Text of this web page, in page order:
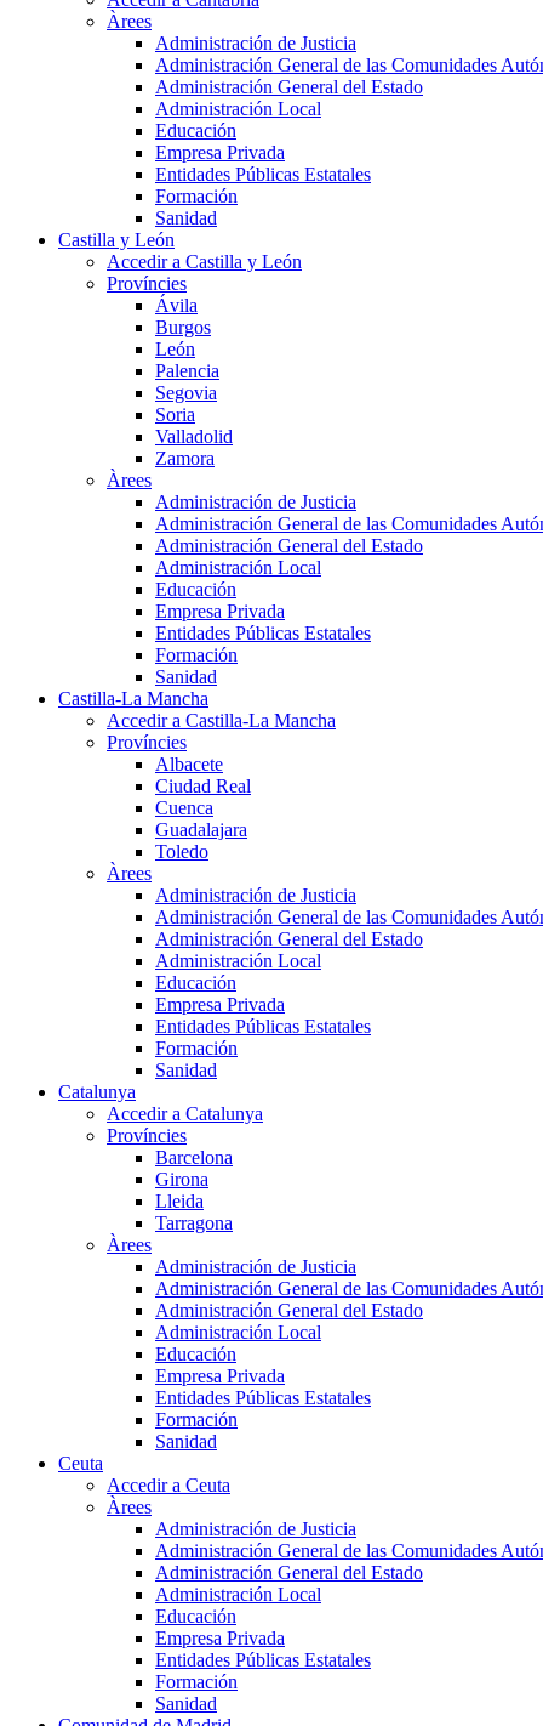
Àrees
Administración de Justicia
Administración General de las Comunidades
Administración General del Estado
Administración Local
Educación
Empresa Privada
Entidades Públicas Estatales
Formación
Sanidad
Castilla y León
Accedir a Castilla y León
Províncies
Ávila
Burgos
León
Palencia
Segovia
Soria
Valladolid
Zamora
Àrees
Administración de Justicia
Administración General de las Comunidades
Administración General del Estado
Administración Local
Educación
Empresa Privada
Entidades Públicas Estatales
Formación
Sanidad
Castilla-La Mancha
Accedir a Castilla-La Mancha
Províncies
Albacete
Ciudad Real
Cuenca
Guadalajara
Toledo
Àrees
Administración de Justicia
Administración General de las Comunidades
Administración General del Estado
Administración Local
Educación
Empresa Privada
Entidades Públicas Estatales
Formación
Sanidad
Catalunya
Accedir a Catalunya
Províncies
Barcelona
Girona
Lleida
Tarragona
Àrees
Administración de Justicia
Administración General de las Comunidades
Administración General del Estado
Administración Local
Educación
Empresa Privada
Entidades Públicas Estatales
Formación
Sanidad
Ceuta
Accedir a Ceuta
Àrees
Administración de Justicia
Administración General de las Comunidades
Administración General del Estado
Administración Local
Educación
Empresa Privada
Entidades Públicas Estatales
Formación
Sanidad